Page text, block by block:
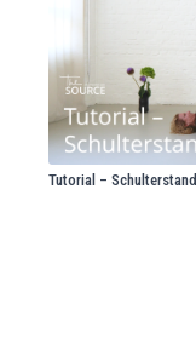
Tutorial – Schulterstand